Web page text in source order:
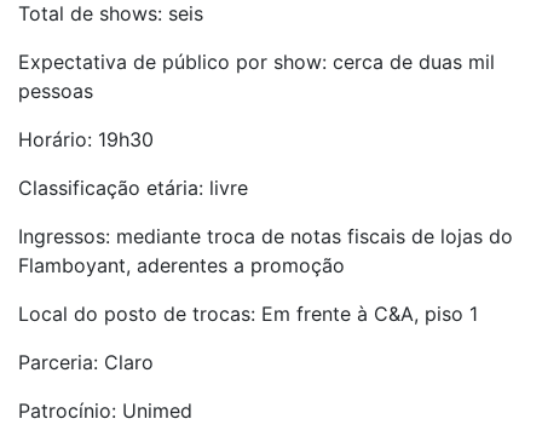
Total de shows: seis
Expectativa de público por show: cerca de duas mil
pessoas
Horário: 19h30
Classificação etária: livre
Ingressos: mediante troca de notas fiscais de lojas do
Flamboyant, aderentes a promoção
Local do posto de trocas: Em frente à C&A, piso 1
Parceria: Claro
Patrocínio: Unimed